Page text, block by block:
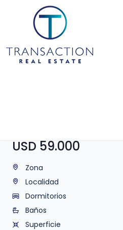
USD 59.000
Zona
Localidad
Dormitorios
Baños
Superficie